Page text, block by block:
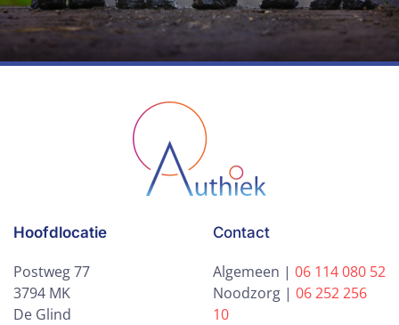
Hoofdlocatie
Postweg 77
3794 MK
De Glind
Contact
Algemeen | 06 114 080 52
Noodzorg | 06 252 256
10